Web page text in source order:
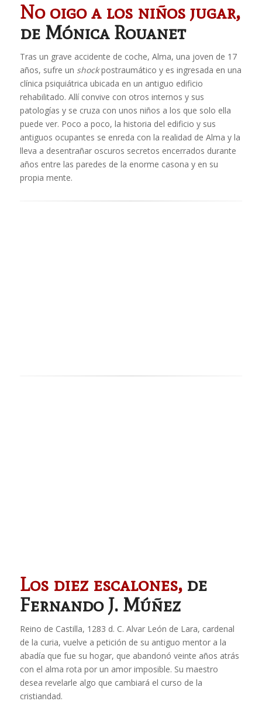
No oigo a los niños jugar,
de Mónica Rouanet
Tras un grave accidente de coche, Alma, una joven de 17
años, sufre un shockpostraumático y es ingresada en una
clínica psiquiátrica ubicada en un antiguo edificio
rehabilitado. Allí convive con otros internos y sus
patologías y se cruza con unos niños a los que solo ella
puede ver. Poco a poco, la historia del edificio y sus
antiguos ocupantes se enreda con la realidad de Alma y la
lleva a desentrañar oscuros secretos encerrados durante
años entre las paredes de la enorme casona y en su
propia mente.
Los diez escalones,de
Fernando J. Múñez
Reino de Castilla, 1283 d. C. Alvar León de Lara, cardenal
de la curia, vuelve a petición de su antiguo mentor a la
abadía que fue su hogar, que abandonó veinte años atrás
con el alma rota por un amor imposible. Su maestro
desea revelarle algo que cambiará el curso de la
cristiandad.